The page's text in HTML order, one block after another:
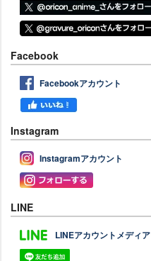
Facebook
Facebookアカウント
Instagram
Instagramアカウント
LINE
LINEアカウントメディア